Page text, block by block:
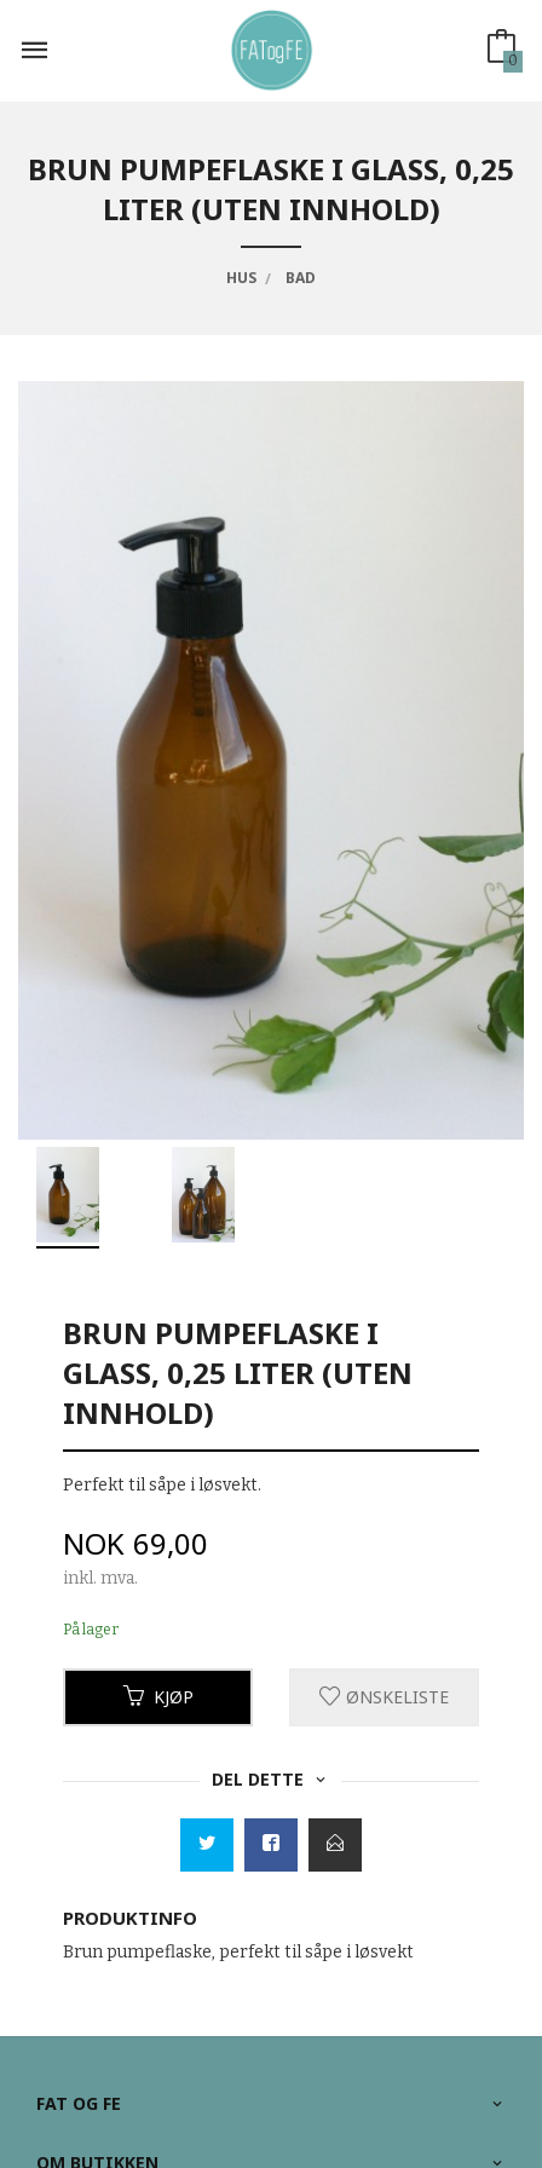
innholdet
0
BRUN PUMPEFLASKE I GLASS, 0,25
LITER (UTEN INNHOLD)
HUS BAD
BRUN PUMPEFLASKE I
GLASS, 0,25 LITER (UTEN
INNHOLD)
Perfekt til såpe i løsvekt.
Pris
NOK 69,00
inkl. mva.
På lager
KJØP ØNSKELISTE
DEL DETTE
PRODUKTINFO
Brun pumpeflaske, perfekt til såpe i løsvekt
FAT OG FE
OM BUTIKKEN